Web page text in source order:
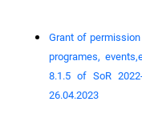
Grant of
programes,
8.1.5 of SoR
26.04.2023